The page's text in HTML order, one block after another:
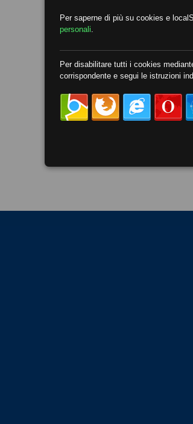
Per saperne di più su cookies e
personali.
Per disabilitare tutti i cookies
corrispondente e segui le istruzioni